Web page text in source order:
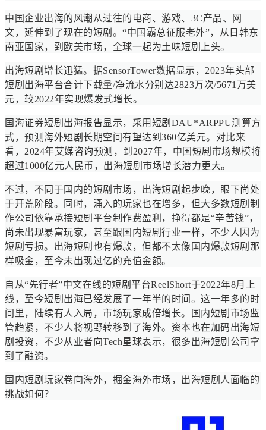
中国企业出海的风潮从过往的电商、游戏、3C产品、网
文，延伸到了现在的短剧。“中国霸总征服老外”，从日韩东
南亚国家，到欧美市场，全球一起为土味短剧上头。
出海短剧增长迅猛。据SensorTower数据显示，2023年头部
短剧出海平台合计下载量/净流水分别达2823万次/5671万美
元，较2022年实现爆发式增长。
国海证券短剧出海报告显示，采用短剧DAU*ARPPU测算方
式，预测海外短剧长期空间有望达到360亿美元。对比来
看，2024年艾媒咨询预测，到2027年，中国短剧市场规模将
超过1000亿元人民币，出海短剧市场增长潜力更大。
不过，不同于国内的短剧市场，出海短剧起步晚，眼下尚处
于开荒阶段。同时，涌入的玩家也在增多，但大多数短剧制
作公司依靠承接短剧平台制作费盈利，挣得都是“辛苦钱”，
尚未出现暴富玩家，甚至跟国内短剧行业一样，不少人因为
短剧亏损。出海短剧也有爆款，但都不太像国内爆款短剧那
样吸金，至今未出现过亿的充值金额。
自从“先行者”中文在线的短剧平台ReelShort于2022年8月上
线，至今短剧出海已经发展了一年半的时间。这一年多的时
间里，陆续有人入局，市场玩家成倍增长。国内短剧市场监
管趋紧，不少人将视野转移到了海外。资本也在加码出海短
剧投资，不少从业者向Tech星球表示，很多出海短剧公司拿
到了融资。
国内短剧玩家卷向海外，掘金海外市场，出海短剧人面临的
挑战如何？